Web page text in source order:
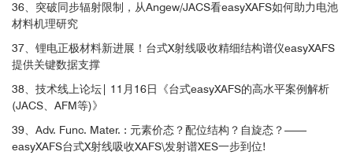
36、突破同步辐射限制，从Angew/JACS看easyXAFS如何助力电池
材料机理研究
37、锂电正极材料新进展！台式X射线吸收精细结构谱仪easyXAFS
提供关键数据支撑
38、技术线上论坛| 11月16日《台式easyXAFS的高水平案例解析
(JACS、AFM等)》
39、Adv. Func. Mater. : 元素价态？配位结构？自旋态？——
easyXAFS台式X射线吸收XAFS\发射谱XES一步到位!